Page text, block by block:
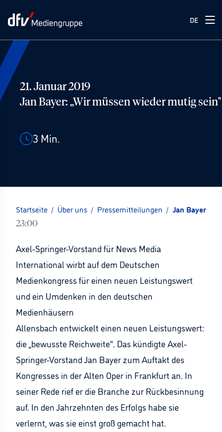
DE
21. Januar 2019
Jan Bayer: „Wir müssen wieder mutig sein"
3 Min.
Startseite / Über uns / Pressemitteilungen / Jan Bayer:
23:00
Axel-Springer-Vorstand für News Media
International wirbt auf dem Deutschen
Medienkongress für einen neuen Leistungswert
und ein Umdenken in den deutschen
Medienhäusern
Allensbach entwickelt einen neuen Leistungswert:
die „bewusste Reichweite“. Das kündigte Axel-
Springer-Vorstand Jan Bayer zum Auftakt des
Kongresses in der Alten Oper in Frankfurt an. In
seiner Rede rief er die Branche zur Rückbesinnung
auf. In den Jahrzehnten des Erfolgs habe sie
verlernt, was sie einst groß gemacht hat.